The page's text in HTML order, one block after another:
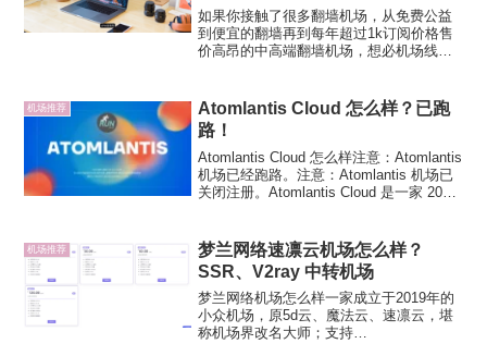
如果你接触了很多翻墙机场，从免费公益
到便宜的翻墙再到每年超过1k订阅价格售
价高昂的中高端翻墙机场，想必机场线路
体验，即配置好翻墙线路后基本不用再去
管它，不需要频繁切换翻...
机场推荐
Atomlantis Cloud 怎么样？已跑
路！
Atomlantis Cloud 怎么样注意：Atomlantis
机场已经跑路。注意：Atomlantis 机场已
关闭注册。Atomlantis Cloud 是一家 2023
机场推荐
梦兰网络速凛云机场怎么样？
SSR、V2ray 中转机场
梦兰网络机场怎么样一家成立于2019年的
小众机场，原5d云、魔法云、速凛云，堪
称机场界改名大师；支持